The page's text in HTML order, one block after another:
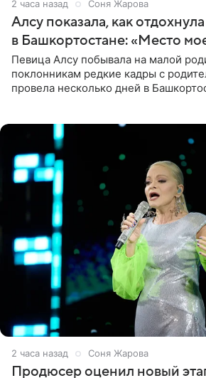
2 часа назад Соня Жарова
Алсу показала, как
в Башкортостане: «Место
Певица Алсу побывала на малой
поклонникам редкие кадры с
провела несколько дней в
2 часа назад Соня Жарова
Продюсер оценил новый